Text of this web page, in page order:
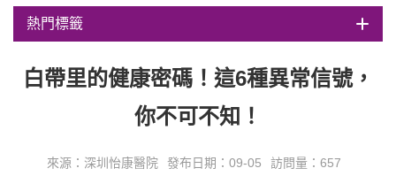
熱門標籤
白帶里的健康密碼！這6種異常信號，
你不可不知！
來源：深圳怡康醫院 發布日期：09-05 訪問量：657